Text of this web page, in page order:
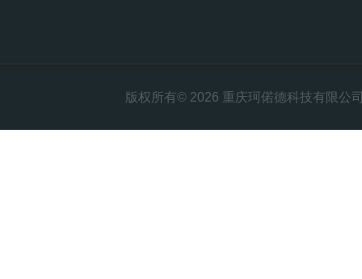
版权所有© 2026 重庆珂偌德科技有限